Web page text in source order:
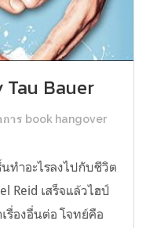
Tau Bauer
าร book hangover
ทำอะไรลงไปกับชีวิต
Reid เสร็จแล้วไฮป์
รื่องอื่นต่อ โจทย์คือ